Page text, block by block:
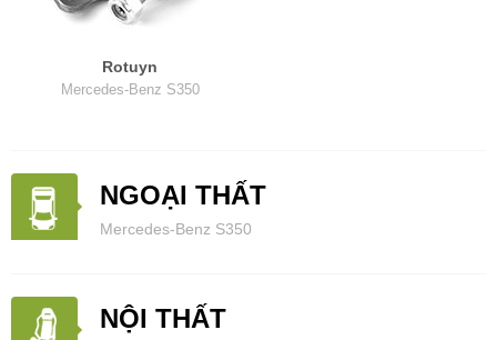
Rotuyn
Mercedes-Benz S350
NGOẠI THẤT
Mercedes-Benz S350
NỘI THẤT